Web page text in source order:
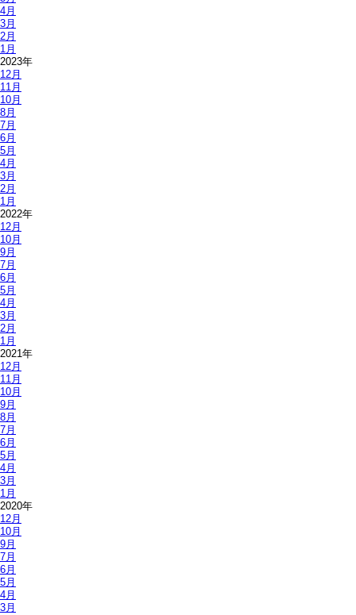
4月
3月
2月
1月
2023年
12月
11月
10月
8月
7月
6月
5月
4月
3月
2月
1月
2022年
12月
10月
9月
7月
6月
5月
4月
3月
2月
1月
2021年
12月
11月
10月
9月
8月
7月
6月
5月
4月
3月
1月
2020年
12月
10月
9月
7月
6月
5月
4月
3月